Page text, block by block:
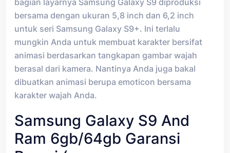
bagian layarnya Samsung Galaxy S9 diproduksi
bersama dengan ukuran 5,8 inch dan 6,2 inch
untuk seri Samsung Galaxy S9+. Ini terlalu
mungkin Anda untuk membuat karakter bersifat
animasi berdasarkan tangkapan gambar wajah
berasal dari kamera. Nantinya Anda juga bakal
dibuatkan animasi berupa emoticon bersama
karakter wajah Anda.
Samsung Galaxy S9 And
Ram 6gb/64gb Garansi